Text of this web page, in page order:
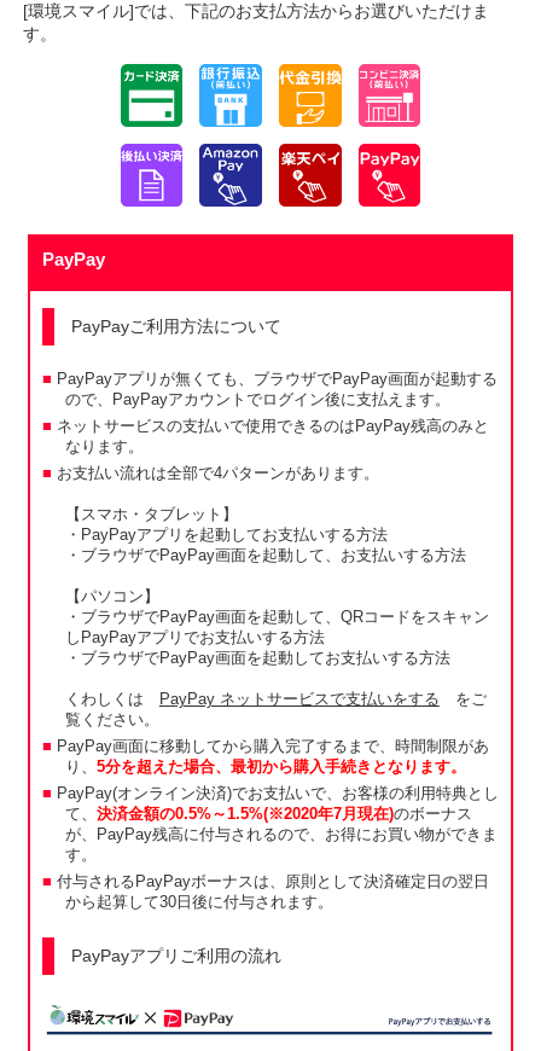
[環境スマイル]では、下記のお支払方法からお選びいただけま
す。
PayPay
PayPayご利用方法について
PayPayアプリが無くても、ブラウザでPayPay画面が起動する
ので、PayPayアカウントでログイン後に支払えます。
ネットサービスの支払いで使用できるのはPayPay残高のみと
なります。
お支払い流れは全部で4パターンがあります。
【スマホ・タブレット】
・PayPayアプリを起動してお支払いする方法
・ブラウザでPayPay画面を起動して、お支払いする方法
【パソコン】
・ブラウザでPayPay画面を起動して、QRコードをスキャン
しPayPayアプリでお支払いする方法
・ブラウザでPayPay画面を起動してお支払いする方法
くわしくは PayPay ネットサービスで支払いをする をご
覧ください。
PayPay画面に移動してから購入完了するまで、時間制限があ
り、 5分を超えた場合、最初から購入手続きとなります。
PayPay(オンライン決済)でお支払いで、お客様の利用特典とし
て、 決済金額の0.5%～1.5%(※2020年7月現在)のボーナス
が、PayPay残高に付与されるので、お得にお買い物ができま
す。
付与されるPayPayボーナスは、原則として決済確定日の翌日
から起算して30日後に付与されます。
PayPayアプリご利用の流れ